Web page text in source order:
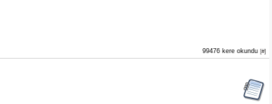
99476 kere okundu [#]